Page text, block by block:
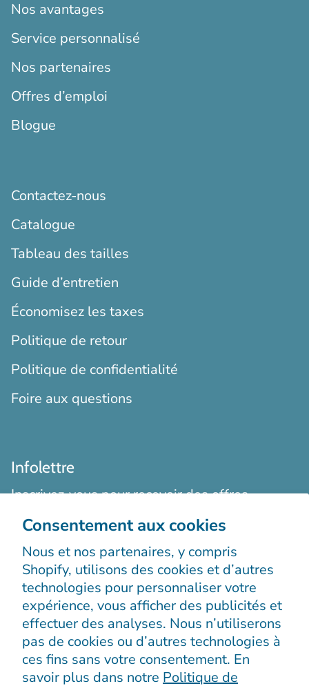
Consentement aux cookies
Nous et nos partenaires, y compris
Shopify, utilisons des cookies et d’autres
technologies pour personnaliser votre
expérience, vous afficher des publicités et
effectuer des analyses. Nous n’utiliserons
pas de cookies ou d’autres technologies à
ces fins sans votre consentement. En
savoir plus dans notre Politique de
Nos avantages
Service personnalisé
Nos partenaires
Offres d’emploi
Blogue
Contactez-nous
Catalogue
Tableau des tailles
Guide d’entretien
Économisez les taxes
Politique de retour
Politique de confidentialité
Foire aux questions
Infolettre
Inscrivez-vous pour recevoir des offres
exclusives, des histoires originales, des
S’enregistrer